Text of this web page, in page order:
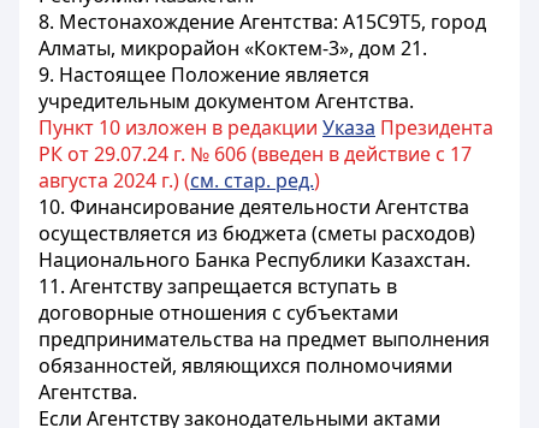
8. Местонахождение Агентства: А15С9Т5, город
Алматы, микрорайон «Коктем-3», дом 21.
9. Настоящее Положение является
учредительным документом Агентства.
Пункт 10 изложен в редакции Указа Президента
РК от 29.07.24 г. № 606 (введен в действие с 17
августа 2024 г.) (см. стар. ред.)
10. Финансирование деятельности Агентства
осуществляется из бюджета (сметы расходов)
Национального Банка Республики Казахстан.
11. Агентству запрещается вступать в
договорные отношения с субъектами
предпринимательства на предмет выполнения
обязанностей, являющихся полномочиями
Агентства.
Если Агентству законодательными актами